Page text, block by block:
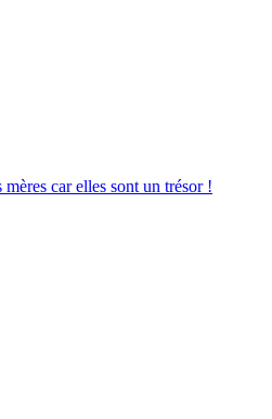
car elles sont un trésor !